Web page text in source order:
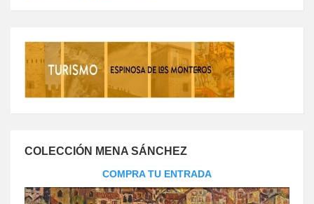
COLECCIÓN MENA SÁNCHEZ
COMPRA TU ENTRADA